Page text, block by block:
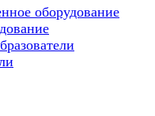
оборудование